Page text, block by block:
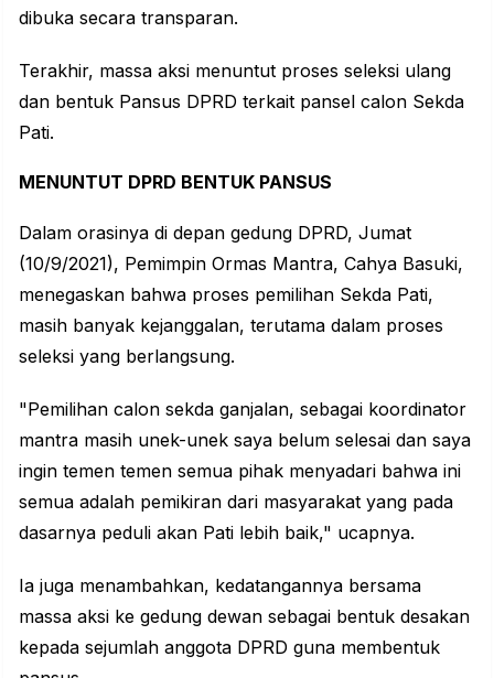
dibuka secara transparan.
Terakhir, massa aksi menuntut proses seleksi ulang
dan bentuk Pansus DPRD terkait pansel calon Sekda
Pati.
MENUNTUT DPRD BENTUK PANSUS
Dalam orasinya di depan gedung DPRD, Jumat
(10/9/2021), Pemimpin Ormas Mantra, Cahya Basuki,
menegaskan bahwa proses pemilihan Sekda Pati,
masih banyak kejanggalan, terutama dalam proses
seleksi yang berlangsung.
"Pemilihan calon sekda ganjalan, sebagai koordinator
mantra masih unek-unek saya belum selesai dan saya
ingin temen temen semua pihak menyadari bahwa ini
semua adalah pemikiran dari masyarakat yang pada
dasarnya peduli akan Pati lebih baik," ucapnya.
Ia juga menambahkan, kedatangannya bersama
massa aksi ke gedung dewan sebagai bentuk desakan
kepada sejumlah anggota DPRD guna membentuk